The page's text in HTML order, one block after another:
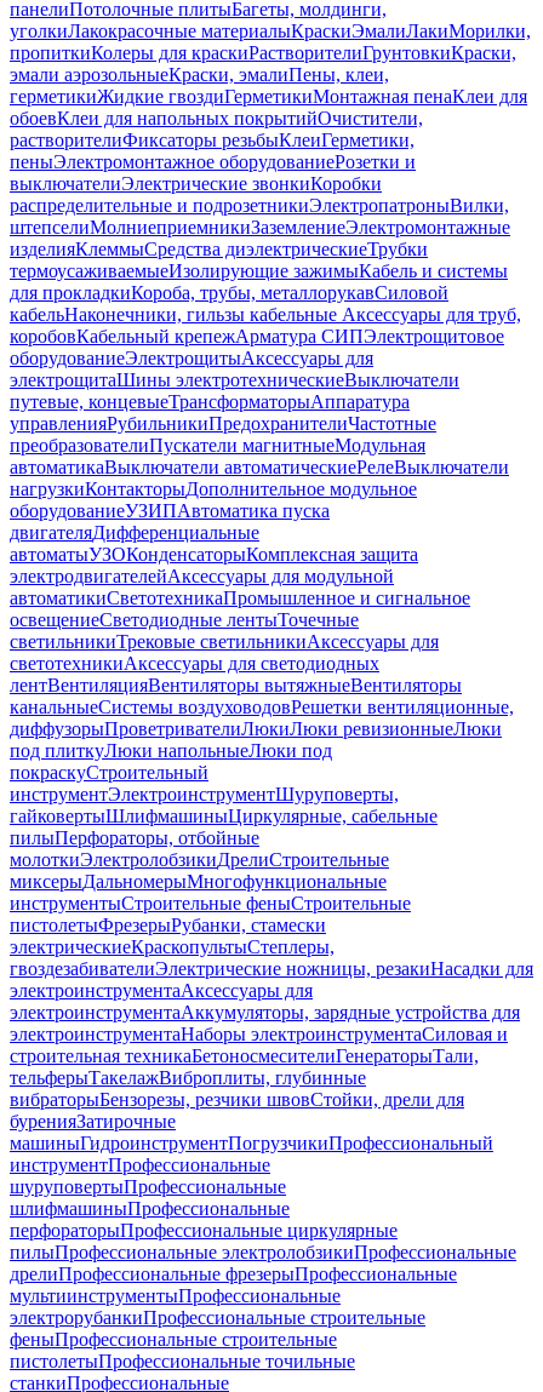
панелиПотолочные плитыБагеты, молдинги,
уголкиЛакокрасочные материалыКраскиЭмалиЛакиМорилки,
пропиткиКолеры для краскиРастворителиГрунтовкиКраски,
эмали аэрозольныеКраски, эмалиПены, клеи,
герметикиЖидкие гвоздиГерметикиМонтажная пенаКлеи для
обоевКлеи для напольных покрытийОчистители,
растворителиФиксаторы резьбыКлеиГерметики,
пеныЭлектромонтажное оборудованиеРозетки и
выключателиЭлектрические звонкиКоробки
распределительные и подрозетникиЭлектропатроныВилки,
штепселиМолниеприемникиЗаземлениеЭлектромонтажные
изделияКлеммыСредства диэлектрическиеТрубки
термоусаживаемыеИзолирующие зажимыКабель и системы
для прокладкиКороба, трубы, металлорукавСиловой
кабельНаконечники, гильзы кабельные Аксессуары для труб,
коробовКабельный крепежАрматура СИПЭлектрощитовое
оборудованиеЭлектрощитыАксессуары для
электрощитаШины электротехническиеВыключатели
путевые, концевыеТрансформаторыАппаратура
управленияРубильникиПредохранителиЧастотные
преобразователиПускатели магнитныеМодульная
автоматикаВыключатели автоматическиеРелеВыключатели
нагрузкиКонтакторыДополнительное модульное
оборудованиеУЗИПАвтоматика пуска
двигателяДифференциальные
автоматыУЗОКонденсаторыКомплексная защита
электродвигателейАксессуары для модульной
автоматикиСветотехникаПромышленное и сигнальное
освещениеСветодиодные лентыТочечные
светильникиТрековые светильникиАксессуары для
светотехникиАксессуары для светодиодных
лентВентиляцияВентиляторы вытяжныеВентиляторы
канальныеСистемы воздуховодовРешетки вентиляционные,
диффузорыПроветривателиЛюкиЛюки ревизионныеЛюки
под плиткуЛюки напольныеЛюки под
покраскуСтроительный
инструментЭлектроинструментШуруповерты,
гайковертыШлифмашиныЦиркулярные, сабельные
пилыПерфораторы, отбойные
молоткиЭлектролобзикиДрелиСтроительные
миксерыДальномерыМногофункциональные
инструментыСтроительные феныСтроительные
пистолетыФрезерыРубанки, стамески
электрическиеКраскопультыСтеплеры,
гвоздезабивателиЭлектрические ножницы, резакиНасадки для
электроинструментаАксессуары для
электроинструментаАккумуляторы, зарядные устройства для
электроинструментаНаборы электроинструментаСиловая и
строительная техникаБетоносмесителиГенераторыТали,
тельферыТакелажВиброплиты, глубинные
вибраторыБензорезы, резчики швовСтойки, дрели для
буренияЗатирочные
машиныГидроинструментПогрузчикиПрофессиональный
инструментПрофессиональные
шуруповертыПрофессиональные
шлифмашиныПрофессиональные
перфораторыПрофессиональные циркулярные
пилыПрофессиональные электролобзикиПрофессиональные
дрелиПрофессиональные фрезерыПрофессиональные
мультиинструментыПрофессиональные
электрорубанкиПрофессиональные строительные
феныПрофессиональные строительные
пистолетыПрофессиональные точильные
станкиПрофессиональные